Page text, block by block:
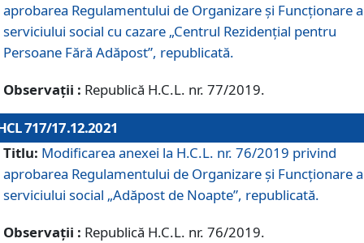
aprobarea Regulamentului de Organizare și Funcționare
serviciului social cu cazare „Centrul Rezidențial pentru
Persoane Fără Adăpost”, republicată.
Observații : Republică H.C.L. nr. 77/2019.
717/17.12.2021
Titlu: Modificarea anexei la H.C.L. nr. 76/2019 privind
aprobarea Regulamentului de Organizare şi Funcționare
serviciului social „Adăpost de Noapte”, republicată.
Observații : Republică H.C.L. nr. 76/2019.